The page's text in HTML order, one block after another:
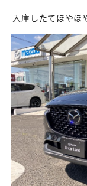
入庫したてほやほ